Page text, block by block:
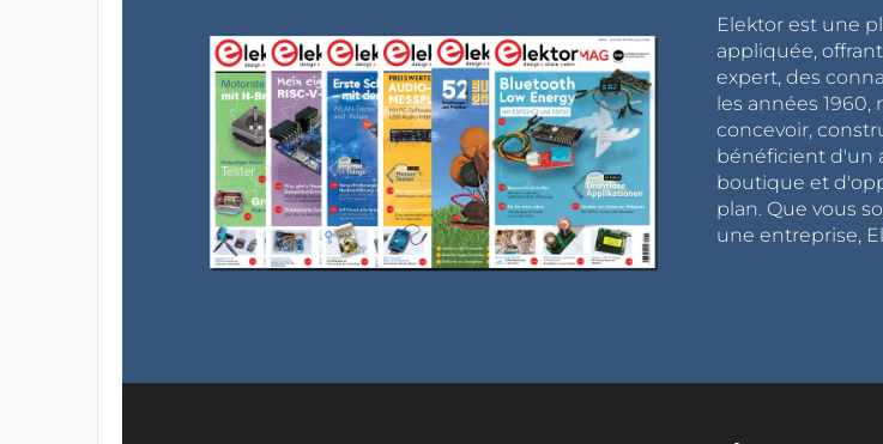
Elektor est une
appliquée,
expert, des
les années
concevoir,
bénéficient d'un
boutique et
plan. Que vous
une entreprise,